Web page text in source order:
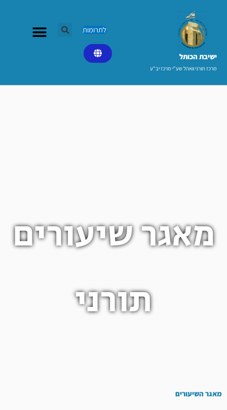
ישיבת הכותל​
מרכז תורני וואהל שע"י מרכז יב"ע
לתרומות
מאגר שיעורים
תורני
מאגר השיעורים